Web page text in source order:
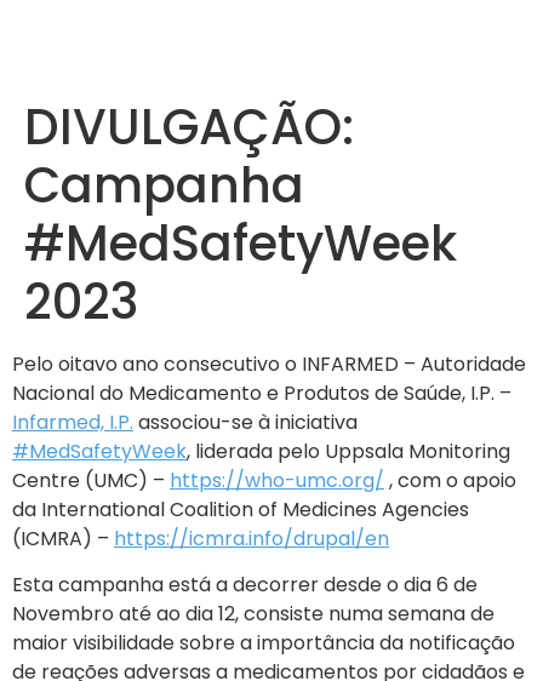
DIVULGAÇÃO:
Campanha
#MedSafetyWeek
2023
Pelo oitavo ano consecutivo o INFARMED – Autoridade
Nacional do Medicamento e Produtos de Saúde, I.P. –
Infarmed, I.P. associou-se à iniciativa
#MedSafetyWeek, liderada pelo Uppsala Monitoring
Centre (UMC) – https://who-umc.org/ , com o apoio
da International Coalition of Medicines Agencies
(ICMRA) – https://icmra.info/drupal/en
Esta campanha está a decorrer desde o dia 6 de
Novembro até ao dia 12, consiste numa semana de
maior visibilidade sobre a importância da notificação
de reações adversas a medicamentos por cidadãos e